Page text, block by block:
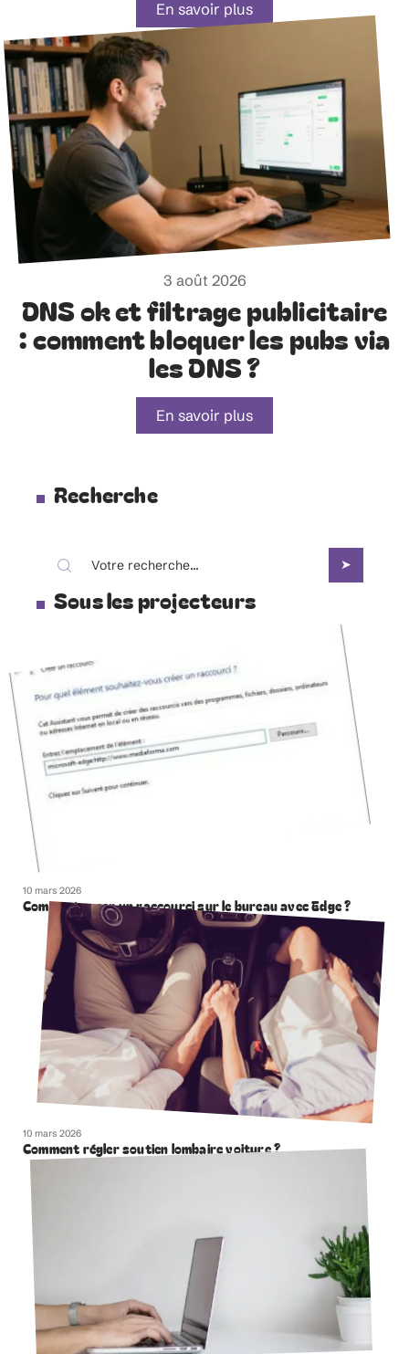
En savoir plus
3 août 2026
DNS ok et filtrage publicitaire
: comment bloquer les pubs via
les DNS ?
En savoir plus
Recherche
Sous les projecteurs
10 mars 2026
Comment creer un raccourci sur le bureau avec Edge ?
10 mars 2026
Comment régler soutien lombaire voiture ?